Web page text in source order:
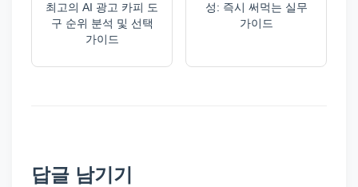
최고의 AI 광고 카피 도
구 순위 분석 및 선택
가이드
성: 즉시 써먹는 실무
가이드
답글 남기기